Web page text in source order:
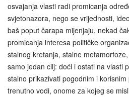
osvajanja vlasti radi promicanja
svjetonazora, nego se vrijednosti,
baš poput čarapa mijenjaju, nekad
promicanja interesa političke
stalnog kretanja, stalne
samo jedan cilj: doći i ostati na vlasti
stalno prikazivati pogodnim i
trenutno vodi, onome za kojeg se